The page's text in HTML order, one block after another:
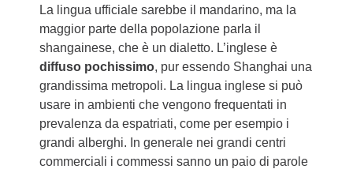
La lingua ufficiale sarebbe il mandarino, ma la
maggior parte della popolazione parla il
shangainese, che è un dialetto. L’inglese è
diffuso pochissimo, pur essendo Shanghai una
grandissima metropoli. La lingua inglese si può
usare in ambienti che vengono frequentati in
prevalenza da espatriati, come per esempio i
grandi alberghi. In generale nei grandi centri
commerciali i commessi sanno un paio di parole